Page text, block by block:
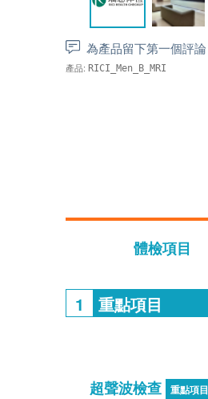
為產品留下第一個評論
產品: RICI_Men_B_MRI
體檢項目
1 重點項目
超聲波檢查 重點項目